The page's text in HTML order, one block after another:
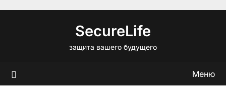
SecureLife
защита вашего будущего
Меню